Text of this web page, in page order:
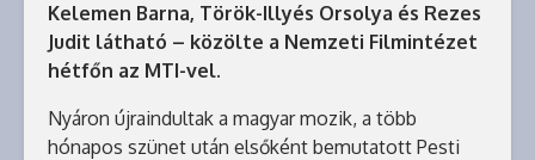
Kelemen Barna, Török-Illyés Orsolya és Rezes
Judit látható – közölte a Nemzeti Filmintézet
hétfőn az MTI-vel.
Nyáron újraindultak a magyar mozik, a több
hónapos szünet után elsőként bemutatott Pesti